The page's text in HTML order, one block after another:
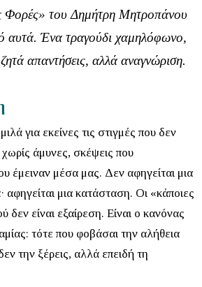
Φορές» τουΔημήτρη Μητροπάνου
αυτά. Ένα τραγούδι χαμηλόφωνο,
απαντήσεις, αλλά αναγνώριση.
μιλά για εκείνες τις στιγμές που δεν
άμυνες, σκέψεις που
έμειναν μέσα μας. Δεν αφηγείται μια
αφηγείται μια κατάσταση. Οι «κάποιες
δεν είναι εξαίρεση. Είναι ο κανόνας
τότε που φοβάσαι την αλήθεια
την ξέρεις, αλλά επειδή τη